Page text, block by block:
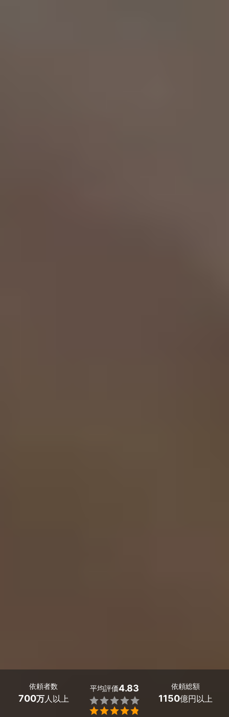
依頼者数
700万人以上
平均評価4.83


依頼総額
1150億円以上